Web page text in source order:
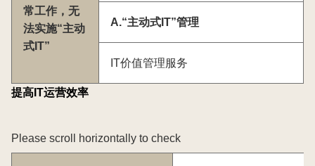
常工作，无
法实施“主动
式IT”
A.“主动式IT”管理
IT价值管理服务
提高IT运营效率
Please scroll horizontally to check